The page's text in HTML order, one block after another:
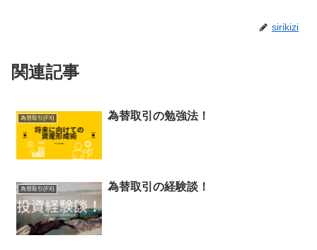
sirikizi
関連記事
為替取引(FX) 為替取引の勉強法！
為替取引(FX) 為替取引の経験談！